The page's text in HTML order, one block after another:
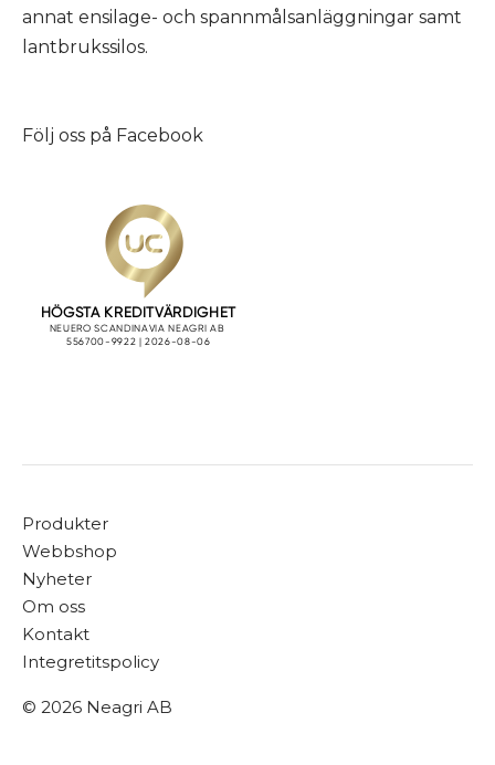
annat ensilage- och spannmålsanläggningar samt
lantbrukssilos.
Följ oss på Facebook
Produkter
Webbshop
Nyheter
Om oss
Kontakt
Integretitspolicy
© 2026 Neagri AB